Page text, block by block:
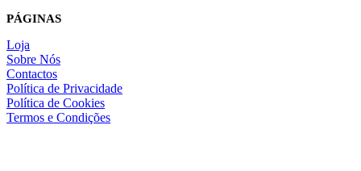
PÁGINAS
Loja
Sobre Nós
Contactos
Política de Privacidade
Política de Cookies
Termos e Condições